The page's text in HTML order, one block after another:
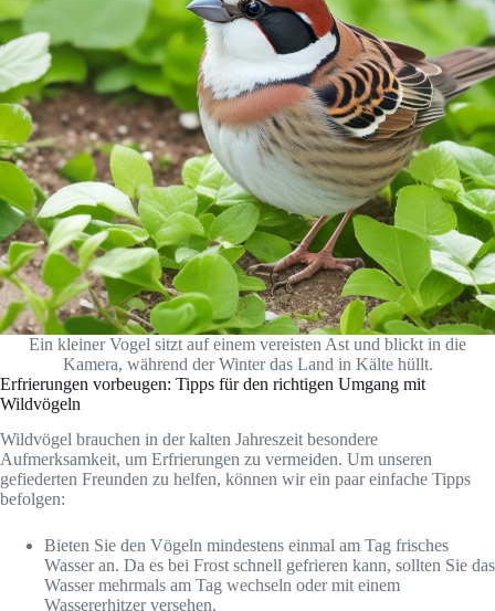
Ein kleiner Vogel sitzt auf einem vereisten Ast und blickt in die
Kamera, während der Winter das Land in Kälte hüllt.
Erfrierungen vorbeugen: Tipps für den richtigen Umgang mit
Wildvögeln
Wildvögel brauchen in der kalten Jahreszeit besondere
Aufmerksamkeit, um Erfrierungen zu vermeiden. Um unseren
gefiederten Freunden zu helfen, können wir ein paar einfache Tipps
befolgen:
Bieten Sie den Vögeln mindestens einmal am Tag frisches
Wasser an. Da es bei Frost schnell gefrieren kann, sollten Sie das
Wasser mehrmals am Tag wechseln oder mit einem
Wassererhitzer versehen.